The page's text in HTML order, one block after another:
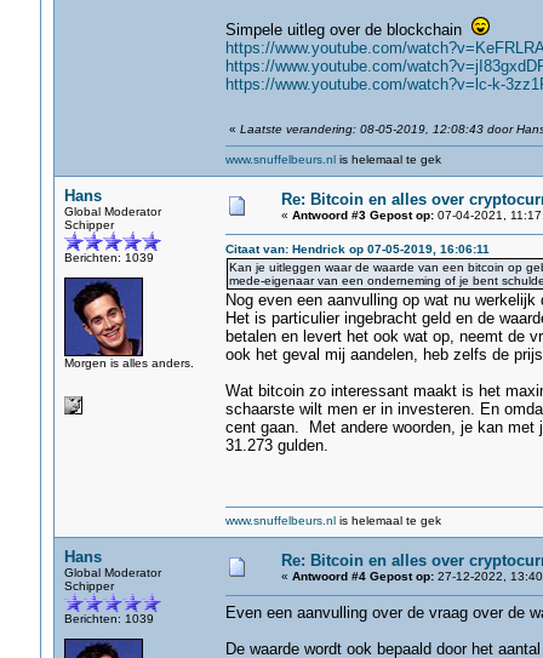
Simpele uitleg over de blockchain
https://www.youtube.com/
https://www.youtube.com/
https://www.youtube.com/watch?v=lc-k-
« Laatste verandering: 08-05-2019, 12:08:43 door
www.snuffelbeurs.nlis helemaal te gek
Hans
Global Moderator
Schipper
Berichten: 1039
Morgen is alles anders.
Re: Bitcoin en alles over
« Antwoord #3 Gepost op:07-04-2021,
Citaat van: Hendrick op 07-05-2019, 16:06:11
Kan je uitleggen waar de waarde van een bitcoin op
mede-eigenaar van een onderneming of je bent
Nog even een aanvulling op wat nu werkelijk
Het is particulier ingebracht geld en de
betalen en levert het ook wat op, neemt de
ook het geval mij aandelen, heb zelfs de
Wat bitcoin zo interessant maakt is het
schaarste wilt men er in investeren. En
cent gaan. Met andere woorden, je kan
31.273 gulden.
www.snuffelbeurs.nlis helemaal te gek
Hans
Global Moderator
Schipper
Berichten: 1039
Re: Bitcoin en alles over
« Antwoord #4 Gepost op:27-12-2022,
Even een aanvulling over de vraag over de
De waarde wordt ook bepaald door het